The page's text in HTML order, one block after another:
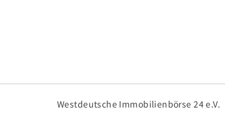
Westdeutsche Immobilienbörse 24 e.V.